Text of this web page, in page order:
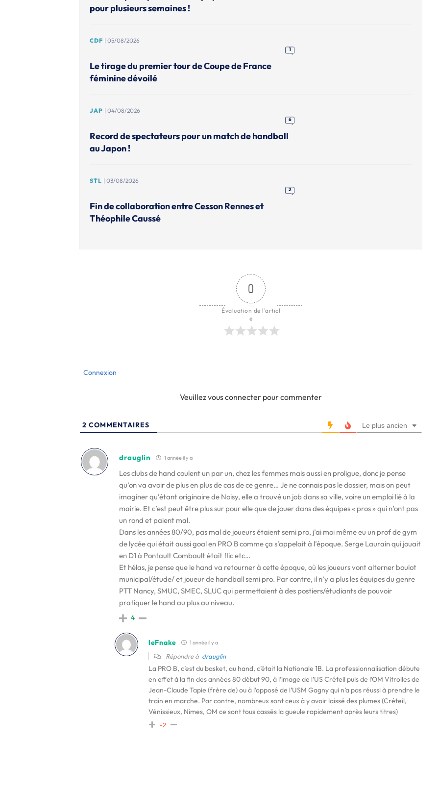
pour plusieurs semaines !
CDF | 05/08/2026
1
Le tirage du premier tour de Coupe de France
féminine dévoilé
JAP | 04/08/2026
6
Record de spectateurs pour un match de handball
au Japon !
STL | 03/08/2026
2
Fin de collaboration entre Cesson Rennes et
Théophile Caussé
0
Évaluation de l'articl
e
Connexion
Veuillez vous connecter pour commenter
2 COMMENTAIRES Le plus ancien
drauglin 1 année il y a
Les clubs de hand coulent un par un, chez les femmes mais aussi en proligue, donc je pense
qu’on va avoir de plus en plus de cas de ce genre… Je ne connais pas le dossier, mais on peut
imaginer qu’étant originaire de Noisy, elle a trouvé un job dans sa ville, voire un emploi lié à la
mairie. Et c’est peut être plus sur pour elle que de jouer dans des équipes « pros » qui n’ont pas
un rond et paient mal.
Dans les années 80/90, pas mal de joueurs étaient semi pro, j’ai moi même eu un prof de gym
de lycée qui était aussi goal en PRO B comme ça s’appelait à l’époque. Serge Laurain qui jouait
en D1 à Pontault Combault était flic etc…
Et hélas, je pense que le hand va retourner à cette époque, où les joueurs vont alterner boulot
municipal/étude/ et joueur de handball semi pro. Par contre, il n’y a plus les équipes du genre
PTT Nancy, SMUC, SMEC, SLUC qui permettaient à des postiers/étudiants de pouvoir
pratiquer le hand au plus au niveau.
4
leFnake 1 année il y a
Répondre à drauglin
La PRO B, c’est du basket, au hand, c’était la Nationale 1B. La professionnalisation débute
en effet à la fin des années 80 début 90, à l’image de l’US Créteil puis de l’OM Vitrolles de
Jean-Claude Tapie (frère de) ou à l’opposé de l’USM Gagny qui n’a pas réussi à prendre le
train en marche. Par contre, nombreux sont ceux à y avoir laissé des plumes (Créteil,
Vénissieux, Nimes, OM ce sont tous cassés la gueule rapidement après leurs titres)
-2